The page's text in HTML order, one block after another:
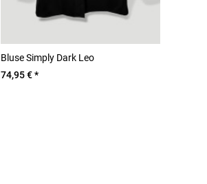
Bluse Simply Dark Leo
74,95 € *